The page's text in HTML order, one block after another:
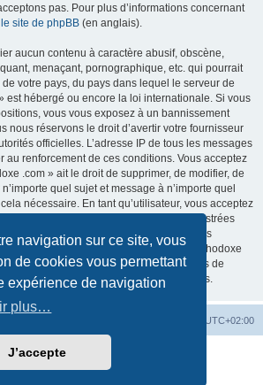
navigation sur ce site, vous
de cookies vous permettant
expérience de navigation
plus…
J’accepte
pas. Pour plus d’informations concernant
le site de phpBB (en anglais).
aucun contenu à caractère abusif, obscène,
menaçant, pornographique, etc. qui pourrait
votre pays, du pays dans lequel le serveur de
est hébergé ou encore la loi internationale. Si vous
vous vous exposez à un bannissement
nous réservons le droit d’avertir votre fournisseur
officielles. L’adresse IP de tous les messages
au renforcement de ces conditions. Vous acceptez
.com » ait le droit de supprimer, de modifier, de
quel sujet et message à n’importe quel
nécessaire. En tant qu’utilisateur, vous acceptez
que vous avez renseignées soient enregistrées
Bien que ces informations ne seront pas
sans votre consentement, ni « forum - orthodoxe
être tenus comme responsables en cas de
visant à compromettre vos données.
UTC+02:00
phpBB® Forum Software © phpBB Limited
©